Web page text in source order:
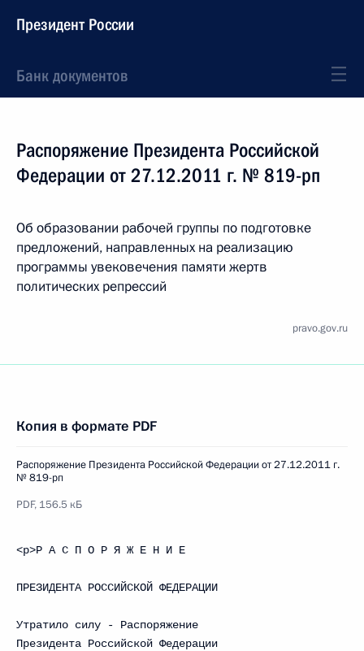
Президент России
Банк документов
Распоряжение Президента Российской
Федерации от 27.12.2011 г. № 819-рп
Об образовании рабочей группы по подготовке
предложений, направленных на реализацию
программы увековечения памяти жертв
политических репрессий
pravo.gov.ru
Копия в формате PDF
Распоряжение Президента Российской Федерации от 27.12.2011 г.
№ 819-рп
PDF, 156.5 кБ
<p>Р А С П О Р Я Ж Е Н И Е
ПРЕЗИДЕНТА РОССИЙСКОЙ ФЕДЕРАЦИИ
Утратилo силу - Распоряжение
Президента Российской Федерации